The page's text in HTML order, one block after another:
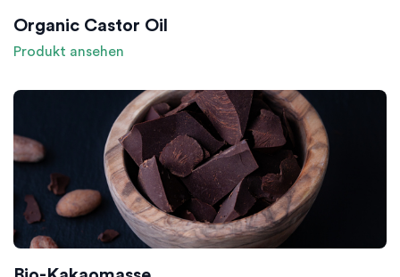
Organic Castor Oil
Produkt ansehen